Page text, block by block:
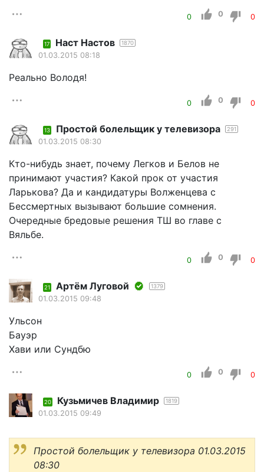
0 0 0
17 Наст Настов 1870
01.03.2015 08:18
Реально Володя!
0 0 0
13 Простой болельщик у телевизора 291
01.03.2015 08:30
Кто-нибудь знает, почему Легков и Белов не
принимают участия? Какой прок от участия
Ларькова? Да и кандидатуры Волженцева с
Бессмертных вызывают большие сомнения.
Очередные бредовые решения ТШ во главе с
Вяльбе.
0 0 0
21 Артём Луговой 1379
01.03.2015 09:48
Ульсон
Бауэр
Хави или Сундбю
0 0 0
20 Кузьмичев Владимир 1819
01.03.2015 09:49
Простой болельщик у телевизора 01.03.2015
08:30